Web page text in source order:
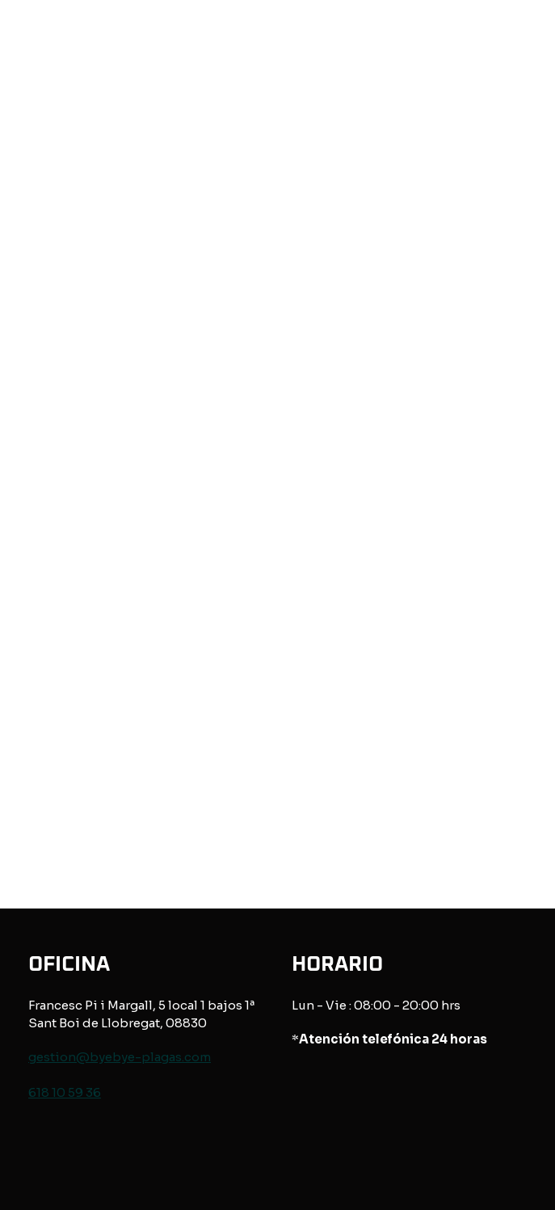
OFICINA
Francesc Pi i Margall, 5 local 1 bajos 1ª
Sant Boi de Llobregat, 08830
gestion@byebye-plagas.com
618 10 59 36
HORARIO
Lun - Vie : 08:00 - 20:00 hrs
*Atención telefónica 24 horas